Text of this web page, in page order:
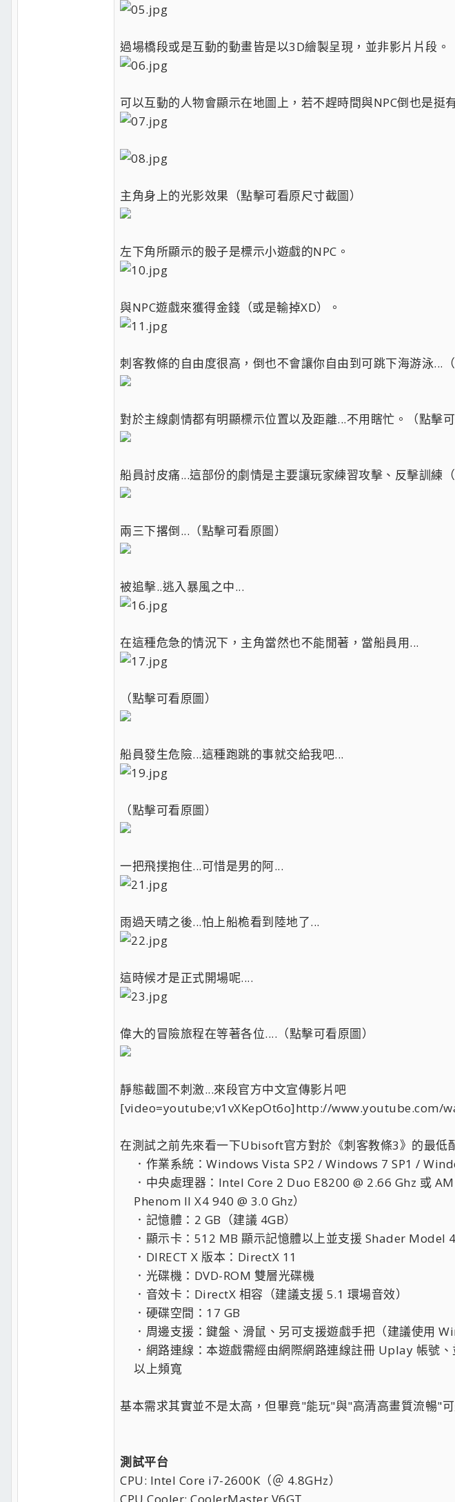
過場橋段或是互動的動畫皆是以3D繪製呈現，並非影片片段。
可以互動的人物會顯示在地圖上，若不趕時間與NPC倒也是挺
主角身上的光影效果（點擊可看原尺寸截圖）
左下角所顯示的骰子是標示小遊戲的NPC。
與NPC遊戲來獲得金錢（或是輸掉XD）。
刺客教條的自由度很高，倒也不會讓你自由到可跳下海游泳...（
對於主線劇情都有明顯標示位置以及距離...不用瞎忙。（點擊可
船員討皮痛...這部份的劇情是主要讓玩家練習攻擊、反擊訓練（
兩三下撂倒...（點擊可看原圖）
被追擊..逃入暴風之中...
在這種危急的情況下，主角當然也不能閒著，當船員用...
（點擊可看原圖）
船員發生危險...這種跑跳的事就交給我吧...
（點擊可看原圖）
一把飛撲抱住...可惜是男的阿...
雨過天晴之後...怕上船桅看到陸地了...
這時候才是正式開場呢....
偉大的冒險旅程在等著各位....（點擊可看原圖）
靜態截圖不刺激...來段官方中文宣傳影片吧
[video=youtube;v1vXKepOt6o]http://www.youtube.com/
在測試之前先來看一下Ubisoft官方對於《刺客教條3》的最低
．作業系統：Windows Vista SP2 / Windows 7 SP1 /
．中央處理器：Intel Core 2 Duo E8200 @ 2.66 Ghz 或
Phenom II X4 940 @ 3.0 Ghz）
．記憶體：2 GB（建議 4GB）
．顯示卡：512 MB 顯示記憶體以上並支援 Shader Model
．DIRECT X 版本：DirectX 11
．光碟機：DVD-ROM 雙層光碟機
．音效卡：DirectX 相容（建議支援 5.1 環場音效）
．硬碟空間：17 GB
．周邊支援：鍵盤、滑鼠、另可支援遊戲手把（建議使用
．網路連線：本遊戲需經由網際網路連線註冊 Uplay 帳號
以上頻寬
基本需求其實並不是太高，但畢竟"能玩"與"高清高畫質流暢"
測試平台
CPU: Intel Core i7-2600K（＠ 4.8GHz）